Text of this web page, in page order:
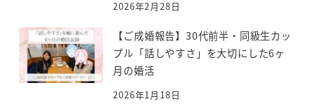
2026年2月28日
【ご成婚報告】30代前半・同級生カッ
プル「話しやすさ」を大切にした6ヶ
月の婚活
2026年1月18日